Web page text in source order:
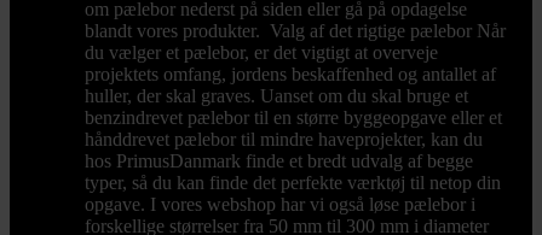
om pælebor nederst på siden eller gå på opdagelse
blandt vores produkter. Valg af det rigtige pælebor Når
du vælger et pælebor, er det vigtigt at overveje
projektets omfang, jordens beskaffenhed og antallet af
huller, der skal graves. Uanset om du skal bruge et
benzindrevet pælebor til en større byggeopgave eller et
hånddrevet pælebor til mindre haveprojekter, kan du
hos PrimusDanmark finde et bredt udvalg af begge
typer, så du kan finde det perfekte værktøj til netop din
opgave. I vores webshop har vi også løse pælebor i
forskellige størrelser fra 50 mm til 300 mm i diameter